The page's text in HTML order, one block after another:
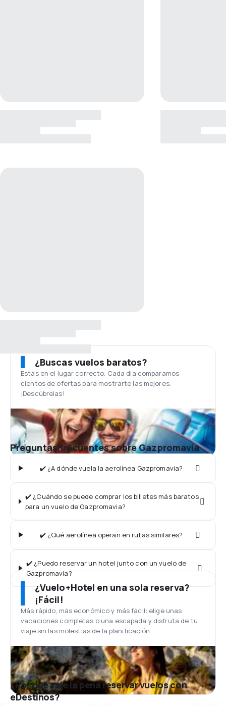
¿Buscas vuelos baratos?
Estás en el lugar correcto. Cada día comparamos
cientos de ofertas para mostrarte las mejores.
¡Descúbrelas!
Preguntas frecuentes sobre Gazpromavia
✔️ ¿A dónde vuela la aerolínea Gazpromavia?
✔️ ¿Cuándo se puede comprar los billetes más baratos
para un vuelo de Gazpromavia?
✔️ ¿Qué aerolínea operan en rutas similares?
✔️ ¿Puedo reservar un hotel junto con un vuelo de
Gazpromavia?
¿Vuelo+Hotel en una sola reserva?
¡Fácil!
Más rápido, más económico y más fácil: elige unas
vacaciones completas o una escapada y disfruta de tu
viaje sin las molestias de la planificación.
¿Por qué vale la pena reservar vuelos con
eDestinos?